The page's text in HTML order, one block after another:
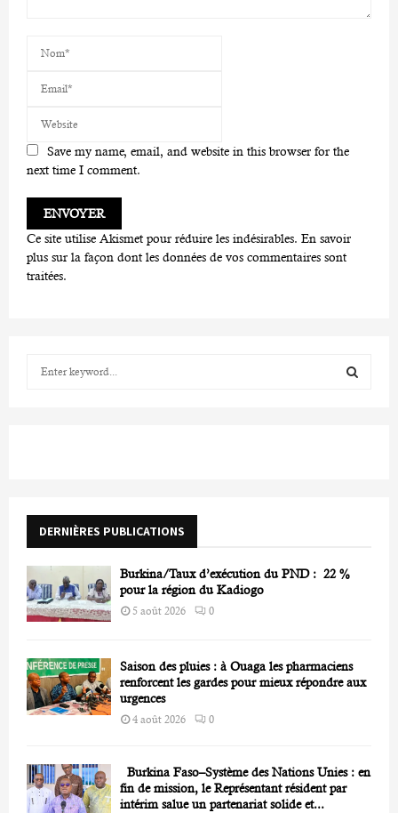
Save my name, email, and website in this browser for the
next time I comment.
Ce site utilise Akismet pour réduire les indésirables. En savoir
plus sur la façon dont les données de vos commentaires sont
traitées.
r
DERNIÈRES PUBLICATIONS
Burkina/Taux d’exécution du PND : 22 %
pour la région du Kadiogo
5 août 2026 0
Saison des pluies : à Ouaga les pharmaciens
renforcent les gardes pour mieux répondre aux
urgences
4 août 2026 0
Burkina Faso–Système des Nations Unies : en
fin de mission, le Représentant résident par
intérim salue un partenariat solide et...